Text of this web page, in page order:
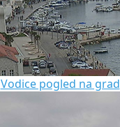
Vodice pogled na grad